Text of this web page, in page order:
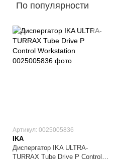
По популярности
Артикул: 0025005836
IKA
Диспергатор IKA ULTRA-
TURRAX Tube Drive P Control